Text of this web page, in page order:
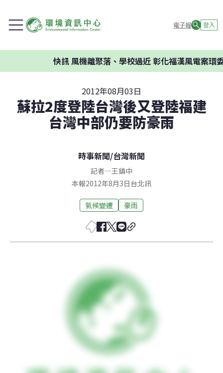
電子報 登入
快訊風機離聚落、學校過近 彰化福漢風電案環委
2012年08月03日
蘇拉2度登陸台灣後又登陸福建
台灣中部仍要防豪雨
時事新聞/台灣新聞
記者—王鎮中
本報2012年8月3日台北訊
氣候變遷 豪雨